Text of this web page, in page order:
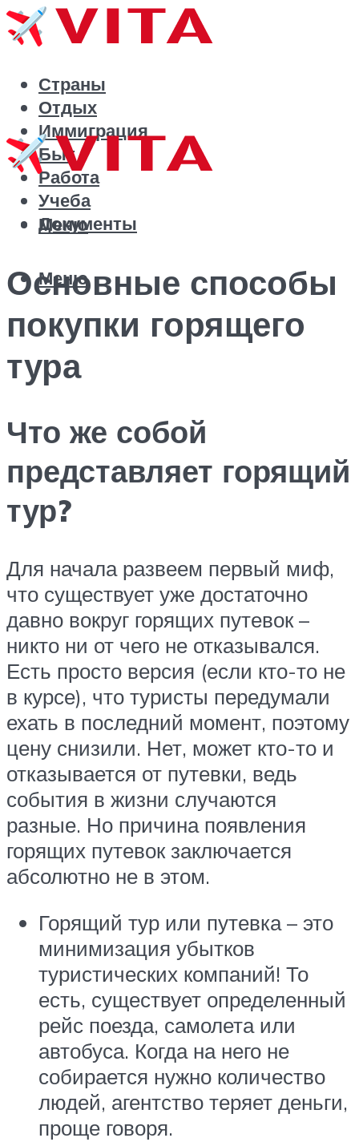
Страны
Отдых
Иммиграция
Быт
Работа
Учеба
Документы
Меню
Меню
Основные способы
покупки горящего
тура
Что же собой
представляет горящий
тур?
Для начала развеем первый миф,
что существует уже достаточно
давно вокруг горящих путевок –
никто ни от чего не отказывался.
Есть просто версия (если кто-то не
в курсе), что туристы передумали
ехать в последний момент, поэтому
цену снизили. Нет, может кто-то и
отказывается от путевки, ведь
события в жизни случаются
разные. Но причина появления
горящих путевок заключается
абсолютно не в этом.
Горящий тур или путевка – это
минимизация убытков
туристических компаний! То
есть, существует определенный
рейс поезда, самолета или
автобуса. Когда на него не
собирается нужно количество
людей, агентство теряет деньги,
проще говоря.